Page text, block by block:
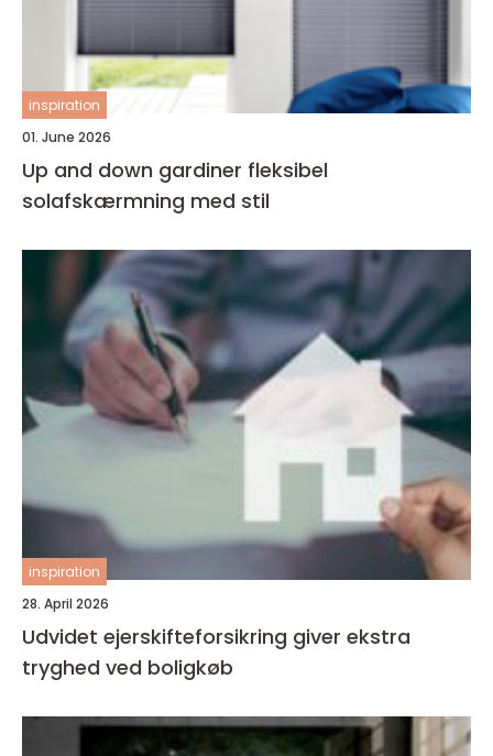
inspiration
01. June 2026
Up and down gardiner fleksibel
solafskærmning med stil
inspiration
28. April 2026
Udvidet ejerskifteforsikring giver ekstra
tryghed ved boligkøb